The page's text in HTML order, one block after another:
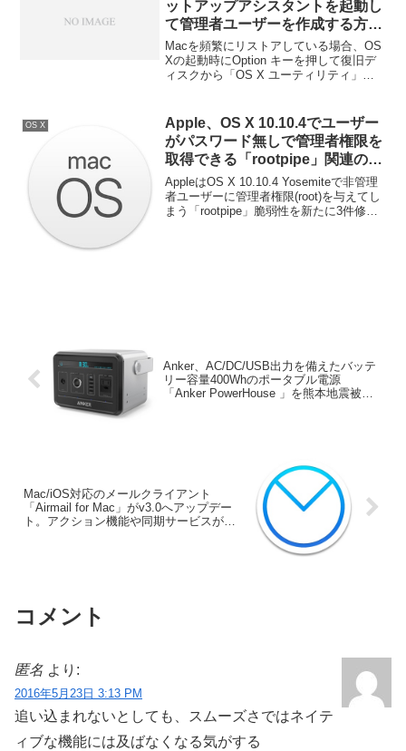
下から。
ットアップアシスタントを起動し
て管理者ユーザーを作成する方
法。
Macを頻繁にリストアしている場合、OS
Xの起動時にOption キーを押して復旧デ
ィスクから「OS X ユーティリティ」を
再インストールせずに管理者ユーザーを
消して「セットアップアシスタント」を
起動する方法がTUAWに掲載されていた
ので実行してみました。詳細は以下か
ら。
OS X
Apple、OS X 10.10.4でユーザー
がパスワード無しで管理者権限を
取得できる「rootpipe」関連の脆
弱性を新たに3件修正。
AppleはOS X 10.10.4 Yosemiteで非管理
者ユーザーに管理者権限(root)を与えてし
まう「rootpipe」脆弱性を新たに3件修正
Anker、AC/DC/USB出力を備えたバッテ
リー容量400Whのポータブル電源
「Anker PowerHouse 」を熊本地震被災
Mac/iOS対応のメールクライアント
「Airmail for Mac」がv3.0へアップデー
ト。アクション機能や同期サービスが追
コメント
匿名 より:
2016年5月23日 3:13 PM
追い込まれないとしても、スムーズさではネイテ
ィブな機能には及ばなくなる気がする